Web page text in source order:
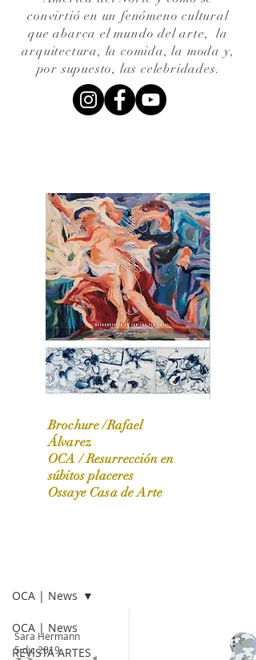
convirtió en un fenómeno cultural
que abarca el mundo del arte,la
arquitectura, la comida, la moda y,
por supuesto, las celebridades.
OCA|News 31 / Marzo-Abril / 2024
Brochure /Rafael
Álvarez
OCA /Resurrección en
súbitos placeres
Ossaye Casa de Arte
OCA | News
REVISTA ARTES
OCA | News
Sara Hermann
5 dic 2019